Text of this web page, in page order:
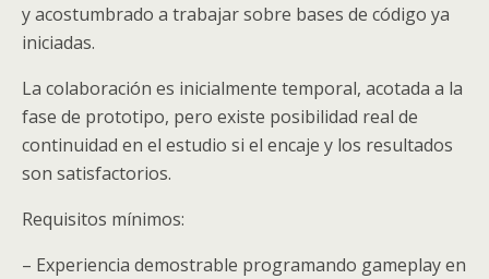
y acostumbrado a trabajar sobre bases de código ya
iniciadas.
La colaboración es inicialmente temporal, acotada a la
fase de prototipo, pero existe posibilidad real de
continuidad en el estudio si el encaje y los resultados
son satisfactorios.
Requisitos mínimos:
– Experiencia demostrable programando gameplay en